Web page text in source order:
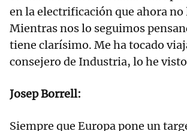
en la electrificación que ahora no
Mientras nos lo seguimos
tiene clarísimo. Me ha tocado
consejero de Industria, lo he
Josep Borrell:
Siempre que Europa pone un